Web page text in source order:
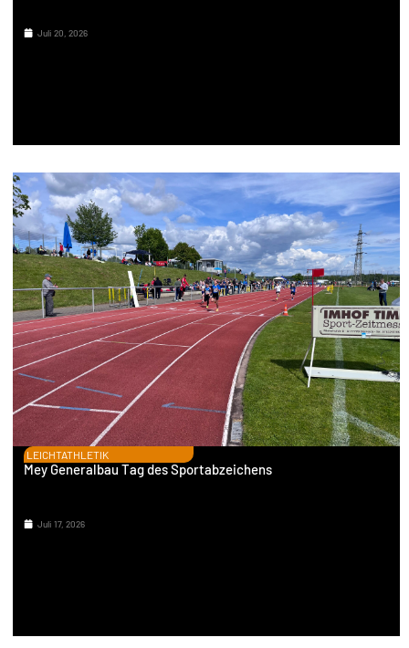
Juli 20, 2026
LEICHTATHLETIK
Mey Generalbau Tag des Sportabzeichens
Juli 17, 2026